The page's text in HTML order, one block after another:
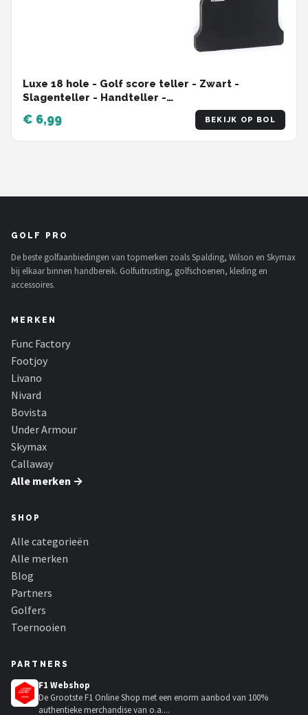
Luxe 18 hole - Golf score teller - Zwart -
Slagenteller - Handteller -
Golftrainingsmateriaal - Golfaccesoires -
handige scoreteller - Golfscore teller -
Golfscoreteller
€ 6,99 BEKIJK OP BOL
GOLF PRO
De beste golfaanbiedingen van topmerken zoals Spalding, Wilson en Skymax
bij elkaar binnen handbereik. Golfuitrusting, golfschoenen, kleding en
accessoires.
MERKEN
Func Factory
Footjoy
Livano
Nivard
Bovista
Under Armour
Skymax
Callaway
Alle merken →
SHOP
Alle categorieën
Alle merken
Blog
Partners
Golfers
Toernooien
PARTNERS
F1 Webshop
De Grootste F1 Online Shop met een enorm aanbod van 100%
authentieke merchandise van o.a....